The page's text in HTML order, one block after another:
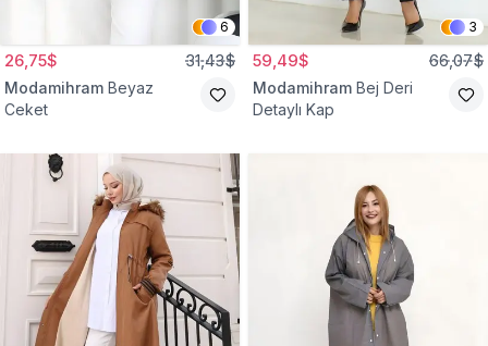
6
26,75$ 31,43$
Modamihram Beyaz
Ceket
3
59,49$ 66,07$
Modamihram Bej Deri
Detaylı Kap